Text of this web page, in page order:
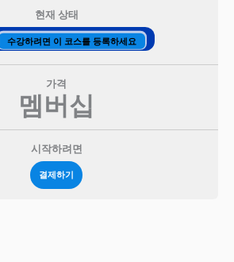
현재 상태
수강하려면 이 코스를 등록하세요
가격
멤버십
시작하려면
결제하기